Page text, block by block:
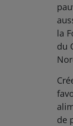
la
du
de